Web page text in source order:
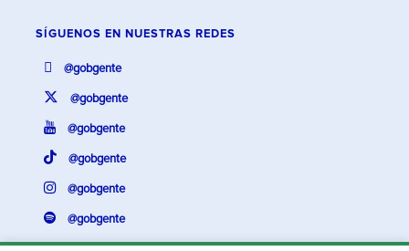
SÍGUENOS EN NUESTRAS REDES
@gobgente
@gobgente
@gobgente
@gobgente
@gobgente
@gobgente